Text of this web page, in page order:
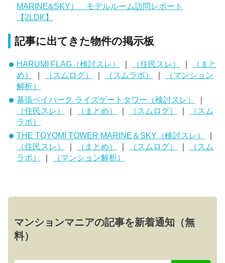
MARINE&SKY） モデルルーム訪問レポート
【2LDK】
記事に出てきた物件の掲示板
HARUMI FLAG（検討スレ） （住民スレ）
（まと
め）
（スムログ） （スムラボ）
（マンション
解析）
幕張ベイパーク ライズゲートタワー（検討スレ）
｜
（住民スレ）
｜ （まとめ） ｜ （スムログ） ｜
（スム
ラボ）
THE TOYOMI TOWER MARINE＆SKY（検討スレ）
｜
（住民スレ）
｜ （まとめ） ｜ （スムログ） ｜
（スム
ラボ）
｜ （マンション解析）
マンションマニアの記事を新着通知（無
料）